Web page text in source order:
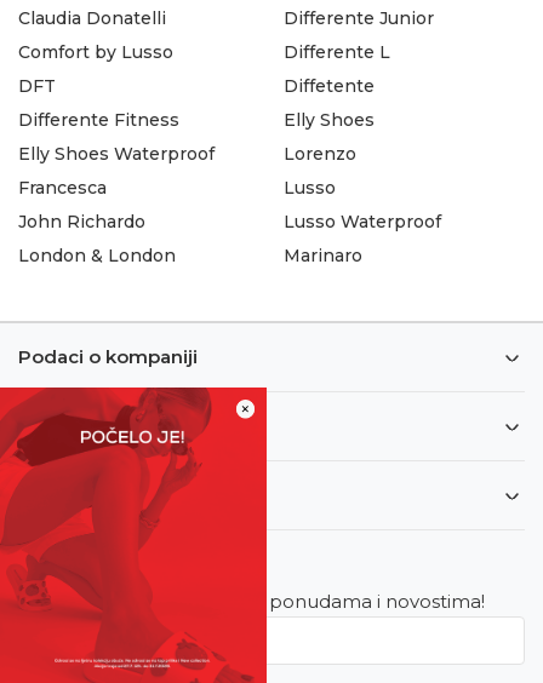
×
Claudia Donatelli
Comfort by Lusso
DFT
Differente Fitness
Differente Junior
Differente L
Diffetente
Elly Shoes
Elly Shoes Waterproof
Francesca
John Richardo
London & London
Lorenzo
Lusso
Lusso Waterproof
Marinaro
Podaci o kompaniji
Informacije
Korisnički servis
Newsletter
Budite u toku sa najnovijim ponudama i novostima!